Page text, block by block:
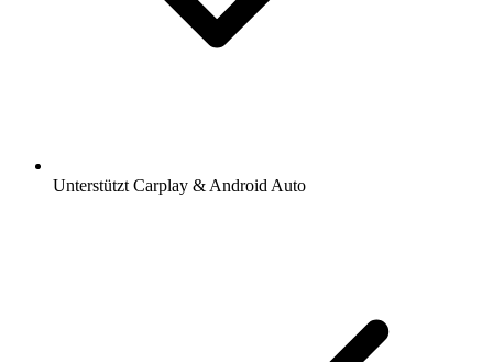
Unterstützt Carplay & Android Auto